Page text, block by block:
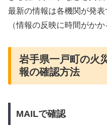
最新の情報は各機関が発
（情報の反映に時間がか
岩手県一戸町の火
報の確認方法
MAILで確認